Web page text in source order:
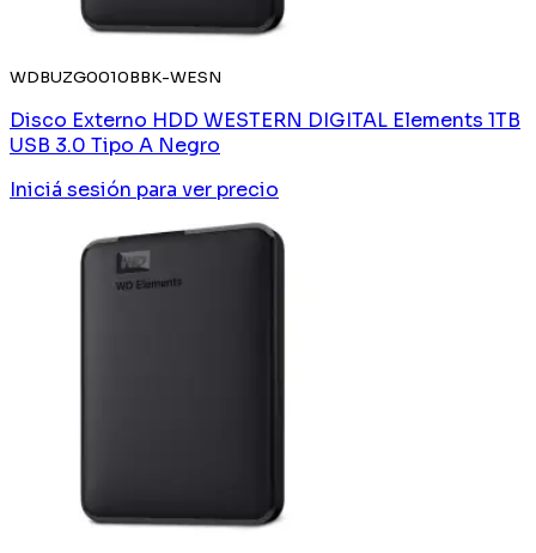
WDBUZG0010BBK-WESN
Disco Externo HDD WESTERN DIGITAL Elements 1TB
USB 3.0 Tipo A Negro
Iniciá sesión para ver precio